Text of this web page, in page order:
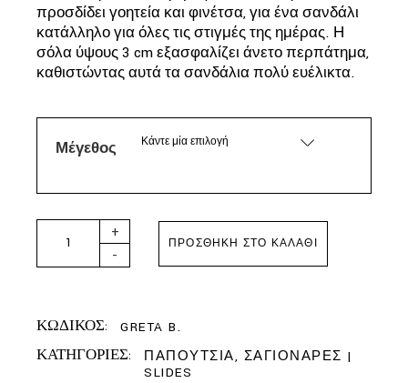
προσδίδει γοητεία και φινέτσα, για ένα σανδάλι
κατάλληλο για όλες τις στιγμές της ημέρας. Η
σόλα ύψους 3 cm εξασφαλίζει άνετο περπάτημα,
καθιστώντας αυτά τα σανδάλια πολύ ευέλικτα.
Μέγεθος Κάντε μία επιλογή
ALIBI - GRETA RAFFIA BRICK quantity
-
+
ΠΡΟΣΘΉΚΗ ΣΤΟ ΚΑΛΆΘΙ
ΚΩΔΙΚΟΣ: GRETA B.
ΚΑΤΗΓΟΡΙΕΣ: ΠΑΠΟΥΤΣΙΑ, ΣΑΓΙΟΝΑΡΕΣ |
SLIDES